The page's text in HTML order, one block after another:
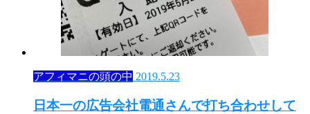
アフィマニの頭の中 2019.5.23
日本一の広告会社電通さんで打ち合わせして